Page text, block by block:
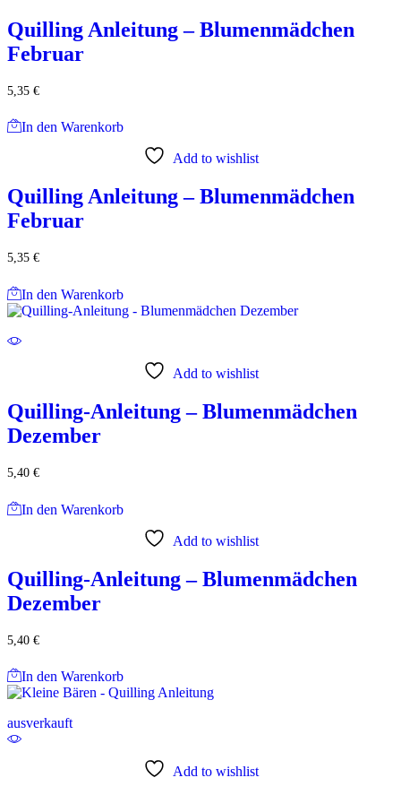
Quilling Anleitung – Blumenmädchen
Februar
5,35 €
In den Warenkorb
Add to wishlist
Quilling Anleitung – Blumenmädchen
Februar
5,35 €
In den Warenkorb
Add to wishlist
Quilling-Anleitung – Blumenmädchen
Dezember
5,40 €
In den Warenkorb
Add to wishlist
Quilling-Anleitung – Blumenmädchen
Dezember
5,40 €
In den Warenkorb
ausverkauft
Add to wishlist